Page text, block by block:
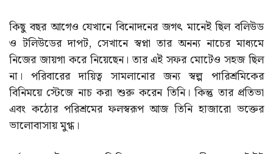
কিছু বছর আগেও যেখানে বিনোদনের জগৎ মানেই ছিল বলিউড
ও টলিউডের দাপট, সেখানে স্বপ্না তার অনন্য নাচের মাধ্যমে
নিজের জায়গা করে নিয়েছেন। তার এই সফর মোটেও সহজ ছিল
না। পরিবারের দায়িত্ব সামলানোর জন্য স্বল্প পারিশ্রমিকের
বিনিময়ে স্টেজে নাচ করা শুরু করেন তিনি। কিন্তু তার প্রতিভা
এবং কঠোর পরিশ্রমের ফলস্বরূপ আজ তিনি হাজারো ভক্তের
ভালোবাসায় মুগ্ধ।